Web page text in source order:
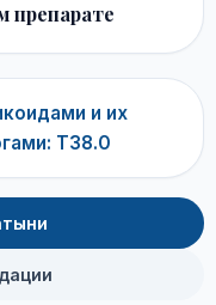
препарате
и их
T38.0